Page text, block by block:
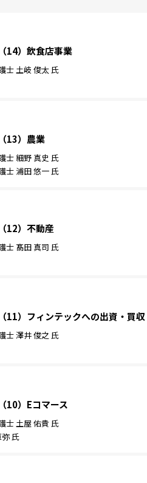
14）飲食店事業
士 土岐 俊太 氏
13）農業
士 細野 真史 氏
士 浦田 悠一 氏
12）不動産
士 髙田 真司 氏
11）フィンテックへの出資・買収
士 澤井 俊之 氏
10）Eコマース
士 土屋 佑貴 氏
氏